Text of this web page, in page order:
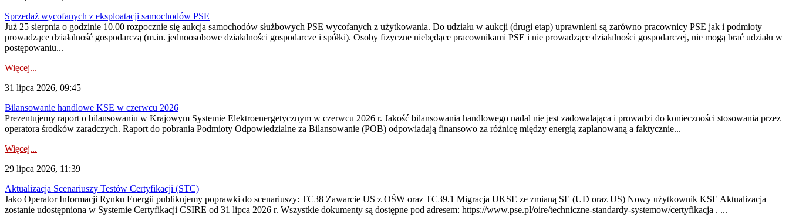
Sprzedaż wycofanych z eksploatacji samochodów PSE
Już 25 sierpnia o godzinie 10.00 rozpocznie się aukcja samochodów służbowych PSE wycofanych z użytkowania. Do udziału w aukcji (drugi etap) uprawnieni są zarówno pracownicy PSE jak i podmioty
prowadzące działalność gospodarczą (m.in. jednoosobowe działalności gospodarcze i spółki). Osoby fizyczne niebędące pracownikami PSE i nie prowadzące działalności gospodarczej, nie mogą brać udziału w
postępowaniu...
Więcej...
31 lipca 2026, 09:45
Bilansowanie handlowe KSE w czerwcu 2026
Prezentujemy raport o bilansowaniu w Krajowym Systemie Elektroenergetycznym w czerwcu 2026 r. Jakość bilansowania handlowego nadal nie jest zadowalająca i prowadzi do konieczności stosowania przez
operatora środków zaradczych. Raport do pobrania Podmioty Odpowiedzialne za Bilansowanie (POB) odpowiadają finansowo za różnicę między energią zaplanowaną a faktycznie...
Więcej...
29 lipca 2026, 11:39
Aktualizacja Scenariuszy Testów Certyfikacji (STC)
Jako Operator Informacji Rynku Energii publikujemy poprawki do scenariuszy: TC38 Zawarcie US z OŚW oraz TC39.1 Migracja UKSE ze zmianą SE (UD oraz US) Nowy użytkownik KSE Aktualizacja
zostanie udostępniona w Systemie Certyfikacji CSIRE od 31 lipca 2026 r. Wszystkie dokumenty są dostępne pod adresem: https://www.pse.pl/oire/techniczne-standardy-systemow/certyfikacja . ...